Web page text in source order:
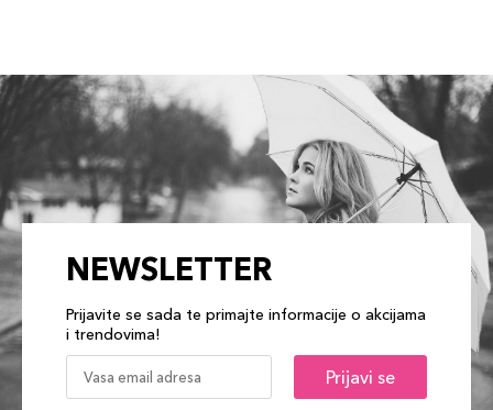
NEWSLETTER
Prijavite se sada te primajte informacije o akcijama
i trendovima!
Prijavi se